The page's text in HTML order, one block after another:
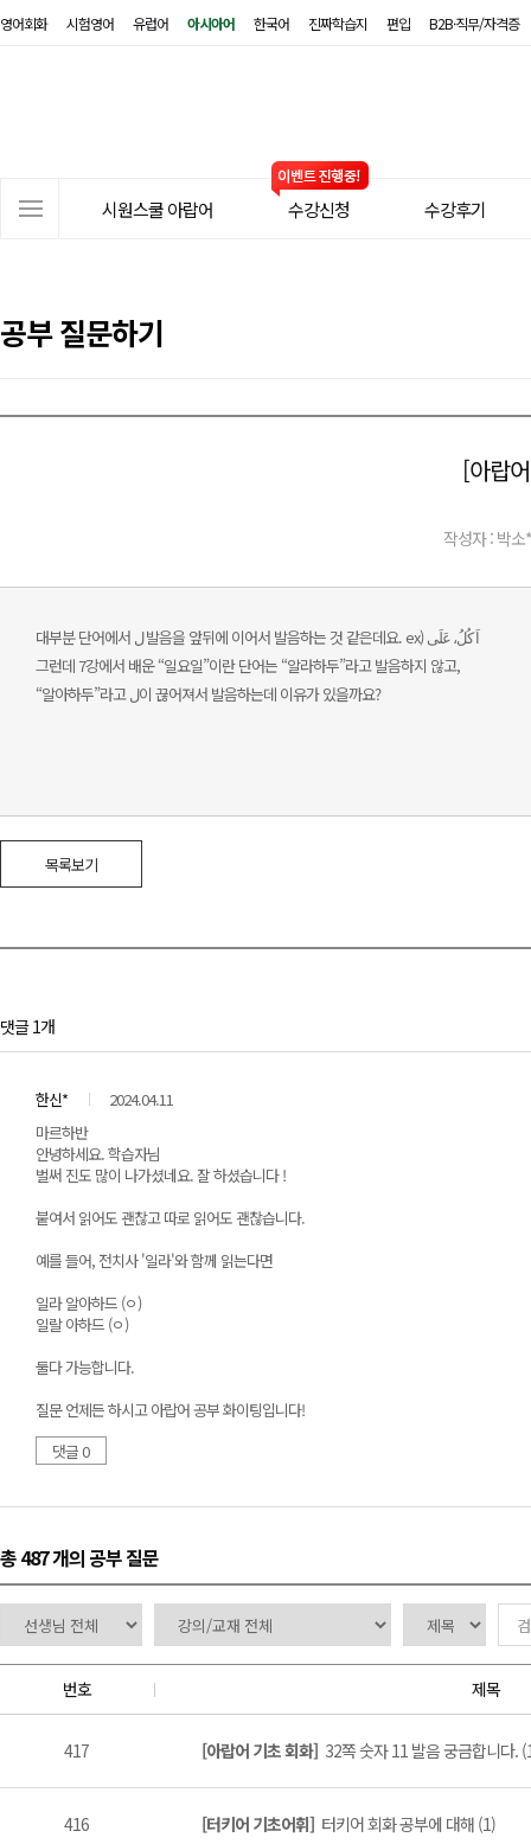
영어회화 시험영어 유럽어 아시아어 한국어 진짜학습지 편입 B2B·직무/자격증
시원스쿨 아랍어 수강신청 수강후기
공부 질문하기
작성자 : 박소
대부분 단어에서 ل 발음을 앞뒤에 이어서 발음하는 것 같은데요. ex) اَ كُلُ، عَلَى
그런데 7강에서 배운 “일요일”이란 단어는 “알라하두”라고 발음하지 않고,
“알아하두”라고 ل이 끊어져서 발음하는데 이유가 있을까요?
목록보기
댓글 1개
한신*
2024.04.11
마르하반
안녕하세요. 학습자님
벌써 진도 많이 나가셨네요. 잘 하셨습니다 !
붙여서 읽어도 괜찮고 따로 읽어도 괜찮습니다.
예를 들어, 전치사 '일라'와 함께 읽는다면
일라 알아하드 (ㅇ)
일랄 아하드 (ㅇ)
둘다 가능합니다.
질문 언제든 하시고 아랍어 공부 화이팅입니다!
댓글 0
총 487 개의 공부 질문
번호 제목
417 [아랍어 기초 회화] 32쪽 숫자 11 발음 궁금합니다.
416 [터키어 기초어휘] 터키어 회화 공부에 대해 (1)